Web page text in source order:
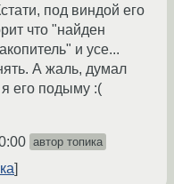
под виндой его
что "найден
и усе...
А жаль, думал
его подыму :(
автор топика